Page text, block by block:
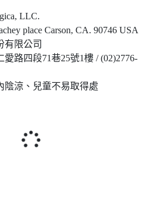
LLC.
place Carson, CA. 90746 USA
有限公司
路四段71巷25號1樓 / (02)2776-
陰涼、兒童不易取得處